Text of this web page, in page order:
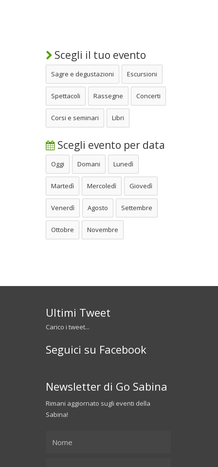
Scegli il tuo evento
Sagre e degustazioni Escursioni
Spettacoli Rassegne Concerti
Corsi e seminari Libri
Scegli evento per data
Oggi Domani Lunedì
Martedì Mercoledì Giovedì
Venerdì Agosto Settembre
Ottobre Novembre
Ultimi Tweet
Carico i tweet...
Seguici su Facebook
Newsletter di Go Sabina
Rimani aggiornato sugli eventi della
Sabina!